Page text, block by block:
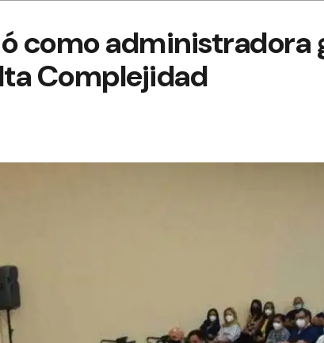
como administradora
Complejidad